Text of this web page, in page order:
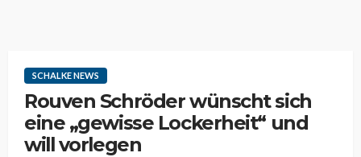
SCHALKE NEWS
Rouven Schröder wünscht sich
eine „gewisse Lockerheit“ und
will vorlegen